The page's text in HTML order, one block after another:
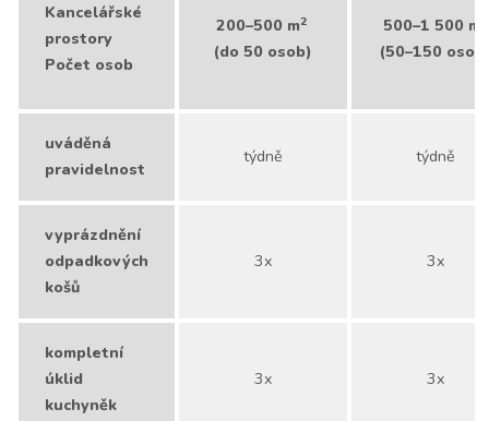
Kancelářské
prostory
Počet osob
200–500 m2
(do 50 osob)
500–1 500 m
(50–150
uváděná
pravidelnost
týdně týdně
vyprázdnění
odpadkových
košů
3x 3x
kompletní
úklid
kuchyněk
3x 3x